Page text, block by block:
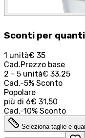
Sconti per
1 unità€ 35
Cad.Prezzo base
2 - 5 unità€ 33,25
Cad.-5% Sconto
Popolare
più di 6€ 31,50
Cad.-10% Sconto
Seleziona taglie e